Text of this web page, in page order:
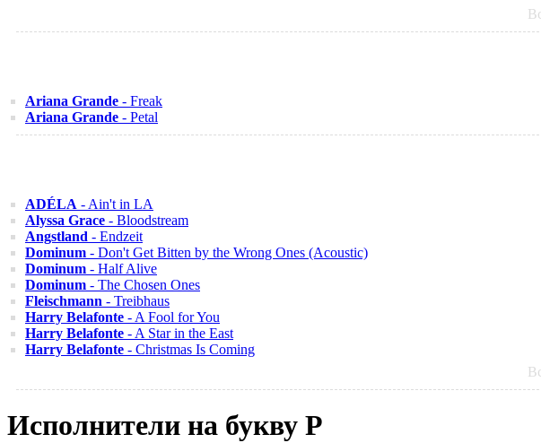
Ariana Grande - Freak
Ariana Grande - Petal
ADÉLA - Ain't in LA
Alyssa Grace - Bloodstream
Angstland - Endzeit
Dominum - Don't Get Bitten by the Wrong Ones (Acoustic)
Dominum - Half Alive
Dominum - The Chosen Ones
Fleischmann - Treibhaus
Harry Belafonte - A Fool for You
Harry Belafonte - A Star in the East
Harry Belafonte - Christmas Is Coming
Исполнители на букву P